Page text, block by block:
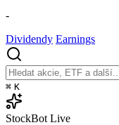
-
Dividendy Earnings
⌘ K
StockBot Live